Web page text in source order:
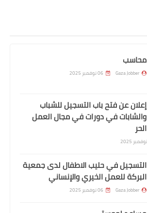
محاسب
Gaza Jobber 06 نوفمبر 2025
إعلان عن فتح باب التسجيل للشباب
والشابات في دورات في مجال العمل
الحر
التسجيل في حليب الاطفال لدى جمعية
البركة للعمل الخيري والإنساني
Gaza Jobber 06 نوفمبر 2025